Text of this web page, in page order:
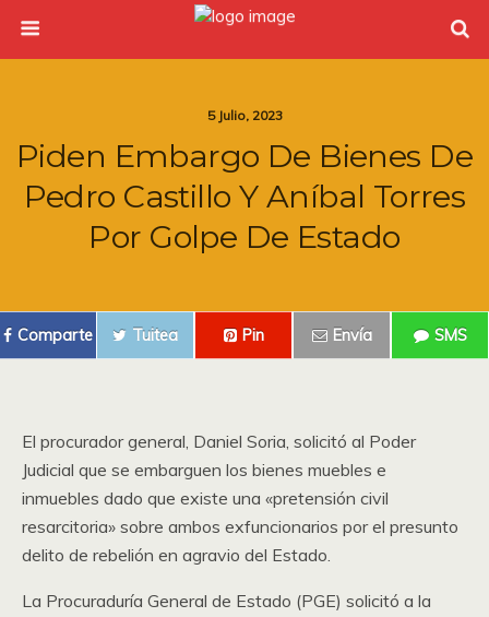
5 Julio, 2023
Piden Embargo De Bienes De
Pedro Castillo Y Aníbal Torres
Por Golpe De Estado
Comparte Tuitea Pin Envía SMS
El procurador general, Daniel Soria, solicitó al Poder
Judicial que se embarguen los bienes muebles e
inmuebles dado que existe una «pretensión civil
resarcitoria» sobre ambos exfuncionarios por el presunto
delito de rebelión en agravio del Estado.
La Procuraduría General de Estado (PGE) solicitó a la